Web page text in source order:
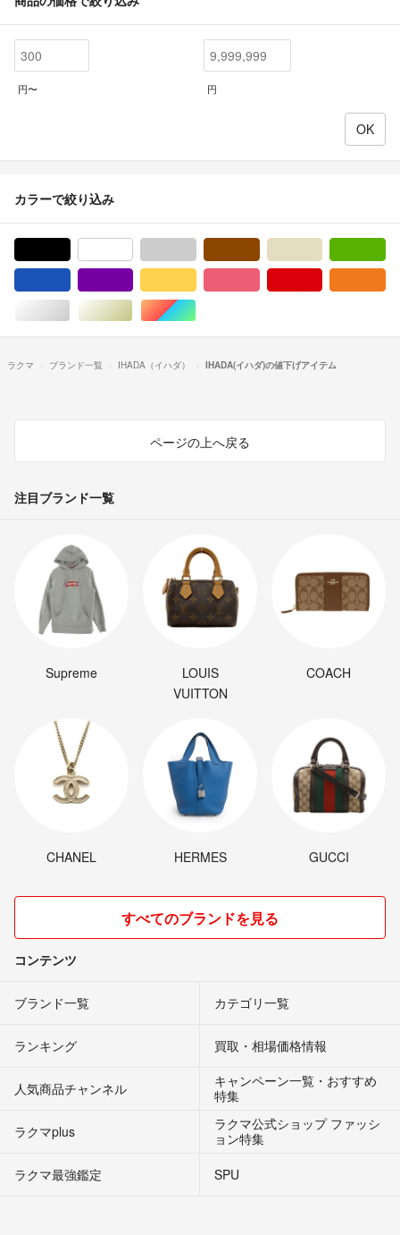
円〜 円
カラーで絞り込み
シルバー/銀色系ゴールド/金色系マルチカラー
ラクマ ブランド一覧 IHADA（イハダ） IHADA(イハダ)の値下げアイテム
ページの上へ戻る
注目ブランド一覧
Supreme
LOUIS
VUITTON
COACH
CHANEL HERMES GUCCI
すべてのブランドを見る
コンテンツ
ブランド一覧 カテゴリ一覧
ランキング 買取・相場価格情報
人気商品チャンネル
キャンペーン一覧・おすすめ
特集
ラクマplus
ラクマ公式ショップ ファッシ
ョン特集
ラクマ最強鑑定
SPU